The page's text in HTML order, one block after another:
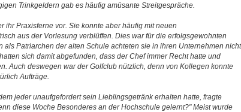
Trinkgeldern gab es häufig amüsante Streitgespräche.
ihr Praxisferne vor. Sie konnte aber häufig mit neuen
aus der Vorlesung verblüffen. Dies war für die erfolgsgewohnten
als Patriarchen der alten Schule achteten sie in ihren Unternehmen nicht
sich damit abgefunden, dass der Chef immer Recht hatte und
Auch deswegen war der Golfclub nützlich, denn von Kollegen konnte
Aufträge.
jeder unaufgefordert sein Lieblingsgetränk erhalten hatte, fragte
diese Woche Besonderes an der Hochschule gelernt?" Meist wurde